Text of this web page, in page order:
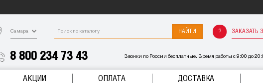
Самара НАЙТИ ЗАКАЗАТЬ
8 800 234 73 43 Звонки по России бесплатные. Время работы с 9:00 до
АКЦИИ ОПЛАТА ДОСТАВКА